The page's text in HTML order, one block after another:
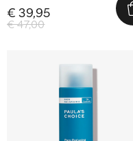
€ 47,00
€ 39,95